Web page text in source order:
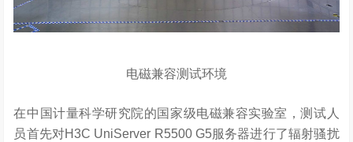
电磁兼容测试环境
在中国计量科学研究院的国家级电磁兼容实验室，测试人
员首先对H3C UniServer R5500 G5服务器进行了辐射骚扰